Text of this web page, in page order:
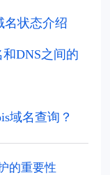
名状态介绍
DNS之间的
域名查询？
的重要性